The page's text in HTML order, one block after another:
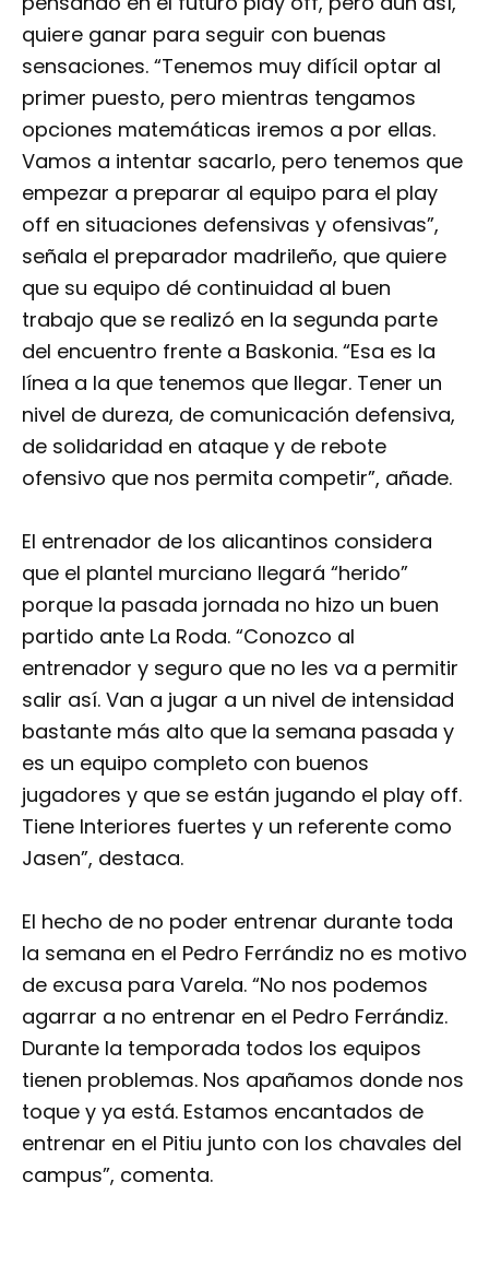
quiere ganar para seguir con buenas
sensaciones. “Tenemos muy difícil optar al
primer puesto, pero mientras tengamos
opciones matemáticas iremos a por ellas.
Vamos a intentar sacarlo, pero tenemos que
empezar a preparar al equipo para el play
off en situaciones defensivas y ofensivas”,
señala el preparador madrileño, que quiere
que su equipo dé continuidad al buen
trabajo que se realizó en la segunda parte
del encuentro frente a Baskonia. “Esa es la
línea a la que tenemos que llegar. Tener un
nivel de dureza, de comunicación defensiva,
de solidaridad en ataque y de rebote
ofensivo que nos permita competir”, añade.
El entrenador de los alicantinos considera
que el plantel murciano llegará “herido”
porque la pasada jornada no hizo un buen
partido ante La Roda. “Conozco al
entrenador y seguro que no les va a permitir
salir así. Van a jugar a un nivel de intensidad
bastante más alto que la semana pasada y
es un equipo completo con buenos
jugadores y que se están jugando el play off.
Tiene Interiores fuertes y un referente como
Jasen”, destaca.
El hecho de no poder entrenar durante toda
la semana en el Pedro Ferrándiz no es motivo
de excusa para Varela. “No nos podemos
agarrar a no entrenar en el Pedro Ferrándiz.
Durante la temporada todos los equipos
tienen problemas. Nos apañamos donde nos
toque y ya está. Estamos encantados de
entrenar en el Pitiu junto con los chavales del
campus”, comenta.